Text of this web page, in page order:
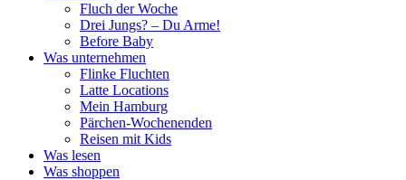
Fluch der Woche
Drei Jungs? – Du Arme!
Before Baby
Was unternehmen
Flinke Fluchten
Latte Locations
Mein Hamburg
Pärchen-Wochenenden
Reisen mit Kids
Was lesen
Was shoppen